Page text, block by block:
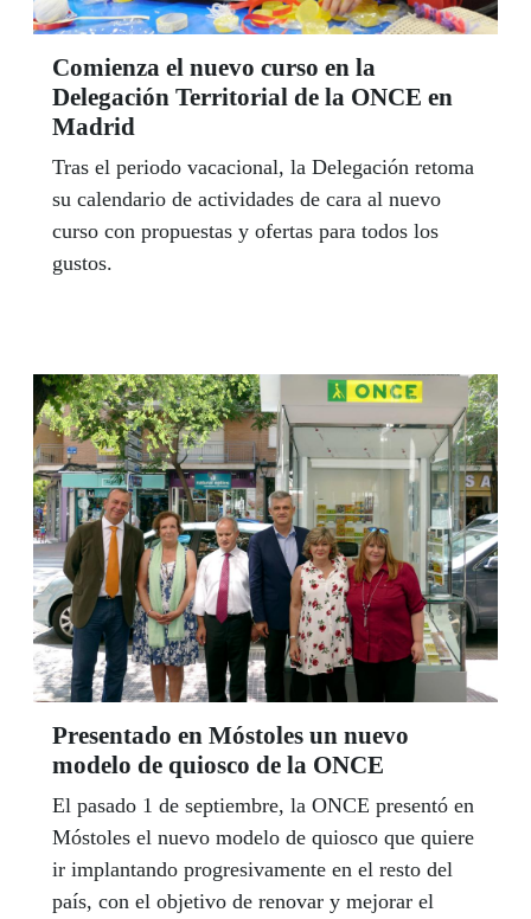
Comienza el nuevo curso en la
Delegación Territorial de la ONCE en
Madrid
Tras el periodo vacacional, la Delegación retoma
su calendario de actividades de cara al nuevo
curso con propuestas y ofertas para todos los
gustos.
Presentado en Móstoles un nuevo
modelo de quiosco de la ONCE
El pasado 1 de septiembre, la ONCE presentó en
Móstoles el nuevo modelo de quiosco que quiere
ir implantando progresivamente en el resto del
país, con el objetivo de renovar y mejorar el